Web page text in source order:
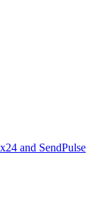
and SendPulse